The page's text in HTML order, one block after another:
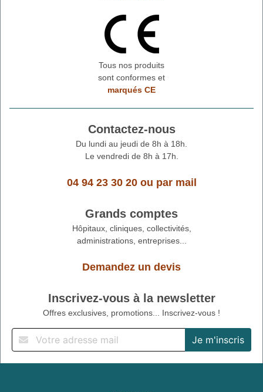
Tous nos produits
sont conformes et
marqués CE
Contactez-nous
Du lundi au jeudi de 8h à 18h.
Le vendredi de 8h à 17h.
04 94 23 30 20ou par mail
Grands comptes
Hôpitaux, cliniques, collectivités,
administrations, entreprises...
Demandez un devis
Inscrivez-vous à la newsletter
Offres exclusives, promotions... Inscrivez-vous !